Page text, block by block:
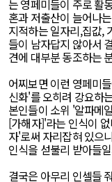
는 영페미들이 주로 활
혼과 저출산이 늘어나
지적하는 일자리,집값,
들이 남자답지 않아서
견에 대부분 동조하는
어찌보면 이런 영페미
신화'를 오히려 강요하
본인들이 소위 '알파메
[가해자]'라는 인식이
자'로써 자리잡혀 있으
인식을 섣불리 받아들
결국은 아무리 인셀들